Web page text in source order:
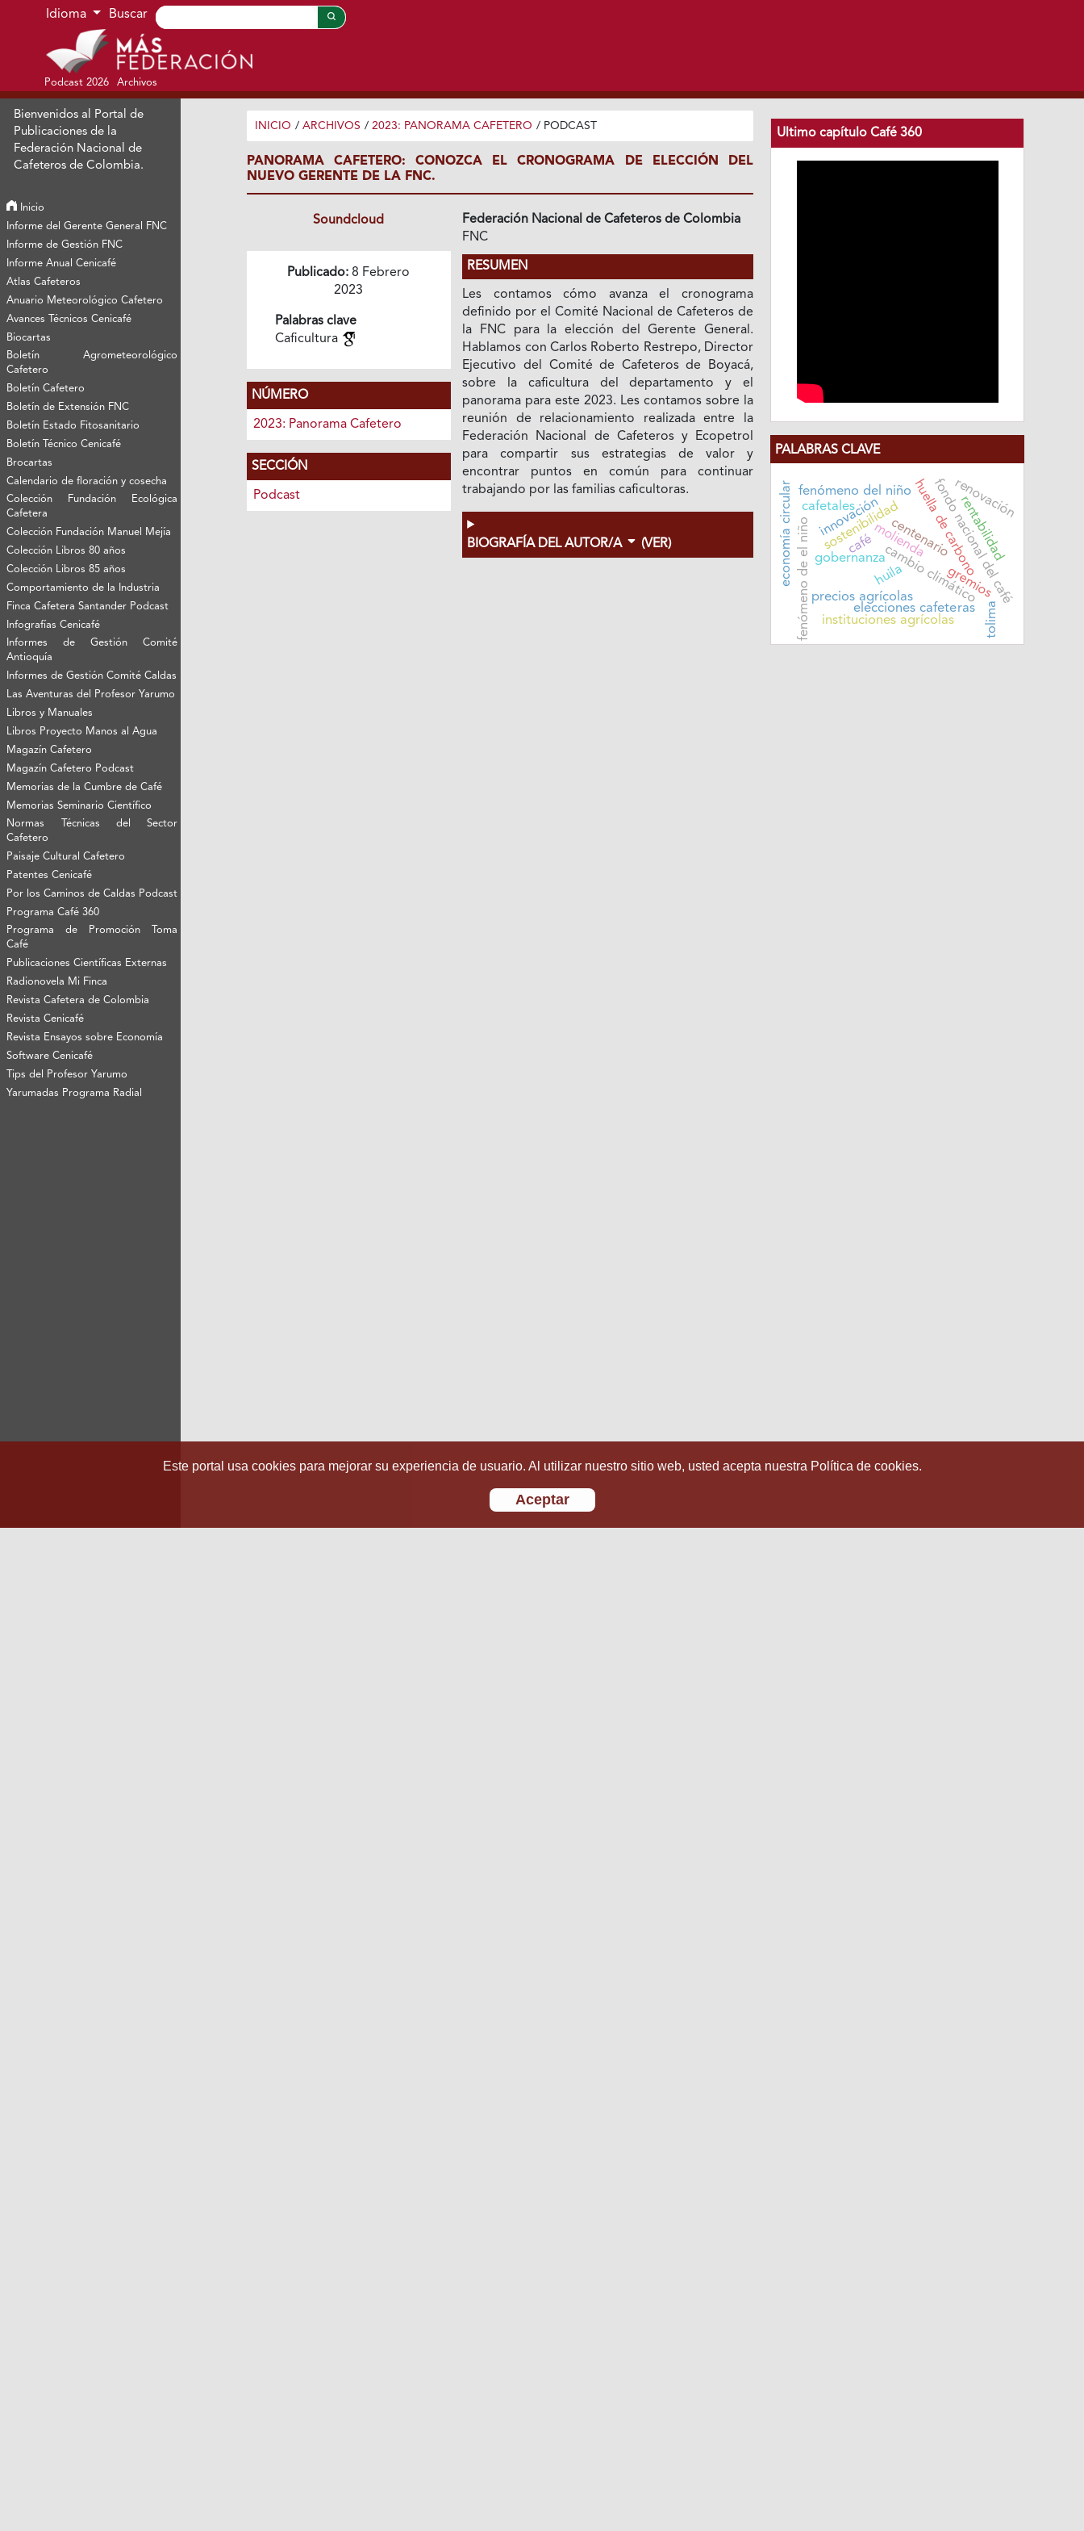
Ir al menú de navegación principal
Ir al contenido principal
Ir al pie de página del sitio
Idioma Buscar
Podcast 2026 Archivos
Bienvenidos al Portal de
Publicaciones de la
Federación Nacional de
Cafeteros de Colombia.
Inicio
Informe del Gerente General FNC
Informe de Gestión FNC
Informe Anual Cenicafé
Atlas Cafeteros
Anuario Meteorológico Cafetero
Avances Técnicos Cenicafé
Biocartas
Boletín Agrometeorológico
Cafetero
Boletín Cafetero
Boletín de Extensión FNC
Boletín Estado Fitosanitario
Boletín Técnico Cenicafé
Brocartas
Calendario de floración y cosecha
Colección Fundación Ecológica
Cafetera
Colección Fundación Manuel Mejía
Colección Libros 80 años
Colección Libros 85 años
Comportamiento de la Industria
Finca Cafetera Santander Podcast
Infografías Cenicafé
Informes de Gestión Comité
Antioquía
Informes de Gestión Comité Caldas
Las Aventuras del Profesor Yarumo
Libros y Manuales
Libros Proyecto Manos al Agua
Magazín Cafetero
Magazín Cafetero Podcast
Memorias de la Cumbre de Café
Memorias Seminario Científico
Normas Técnicas del Sector
Cafetero
Paisaje Cultural Cafetero
Patentes Cenicafé
Por los Caminos de Caldas Podcast
Programa Café 360
Programa de Promoción Toma
Café
Publicaciones Científicas Externas
Radionovela Mi Finca
Revista Cafetera de Colombia
Revista Cenicafé
Revista Ensayos sobre Economía
Software Cenicafé
Tips del Profesor Yarumo
Yarumadas Programa Radial
INICIO / ARCHIVOS / 2023: PANORAMA CAFETERO / PODCAST
PANORAMA CAFETERO: CONOZCA EL CRONOGRAMA DE ELECCIÓN DEL
NUEVO GERENTE DE LA FNC.
Soundcloud
Publicado: 8 Febrero
2023
Palabras clave
Caficultura
NÚMERO
2023: Panorama Cafetero
SECCIÓN
Podcast
Federación Nacional de Cafeteros de Colombia
FNC
RESUMEN
Les contamos cómo avanza el cronograma
definido por el Comité Nacional de Cafeteros de
la FNC para la elección del Gerente General.
Hablamos con Carlos Roberto Restrepo, Director
Ejecutivo del Comité de Cafeteros de Boyacá,
sobre la caficultura del departamento y el
panorama para este 2023. Les contamos sobre la
reunión de relacionamiento realizada entre la
Federación Nacional de Cafeteros y Ecopetrol
para compartir sus estrategias de valor y
encontrar puntos en común para continuar
trabajando por las familias caficultoras.
BIOGRAFÍA DEL AUTOR/A (VER)
Ultimo capítulo Café 360
PALABRAS CLAVE
café huella de carbono
sostenibilidad
gobernanzamolienda
fenómeno de el niño cambio climático
precios agrícolas fondo nacional del café
elecciones cafeteras
centenario
economía circular innovación rentabilidad
huila
cafetales renovación
fenómeno del niño
instituciones agrícolas
gremios
tolima
Este portal usa cookies para mejorar su experiencia de usuario. Al utilizar nuestro sitio web, usted acepta nuestra Política de cookies.
Aceptar